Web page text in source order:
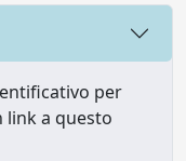
per
link a questo